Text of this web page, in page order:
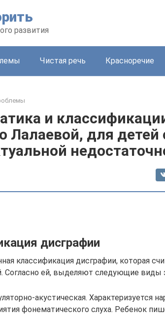
развития
Чистая речь Красноречие
и
Лалаевой, для детей
дисграфии
классификация дисграфии, которая
Согласно ей, выделяют следующие виды
акустическая. Характеризуется
фонематического слуха. Ребенок